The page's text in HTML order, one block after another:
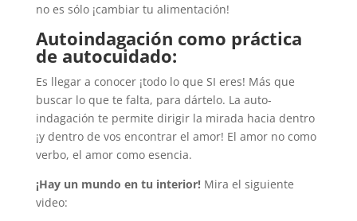
no es sólo ¡cambiar tu alimentación!
Autoindagación como práctica
de autocuidado:
Es llegar a conocer ¡todo lo que SI eres! Más que
buscar lo que te falta, para dártelo. La auto-
indagación te permite dirigir la mirada hacia dentro
¡y dentro de vos encontrar el amor! El amor no como
verbo, el amor como esencia.
¡Hay un mundo en tu interior!Mira el siguiente
video: